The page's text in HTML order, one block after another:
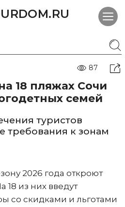
87
18 пляжах Сочи
семей
туристов
требования к зонам
2026 года откроют
18 из них введут
со скидками и льготами